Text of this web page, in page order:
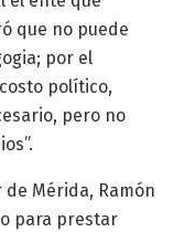
que no puede
por el
político,
pero no
Mérida, Ramón
para prestar